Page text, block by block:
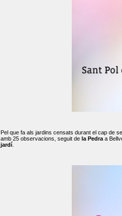
Pel que fa als jardins censats durant el cap de
amb 25 observacions, seguit de la Pedra a
jardí